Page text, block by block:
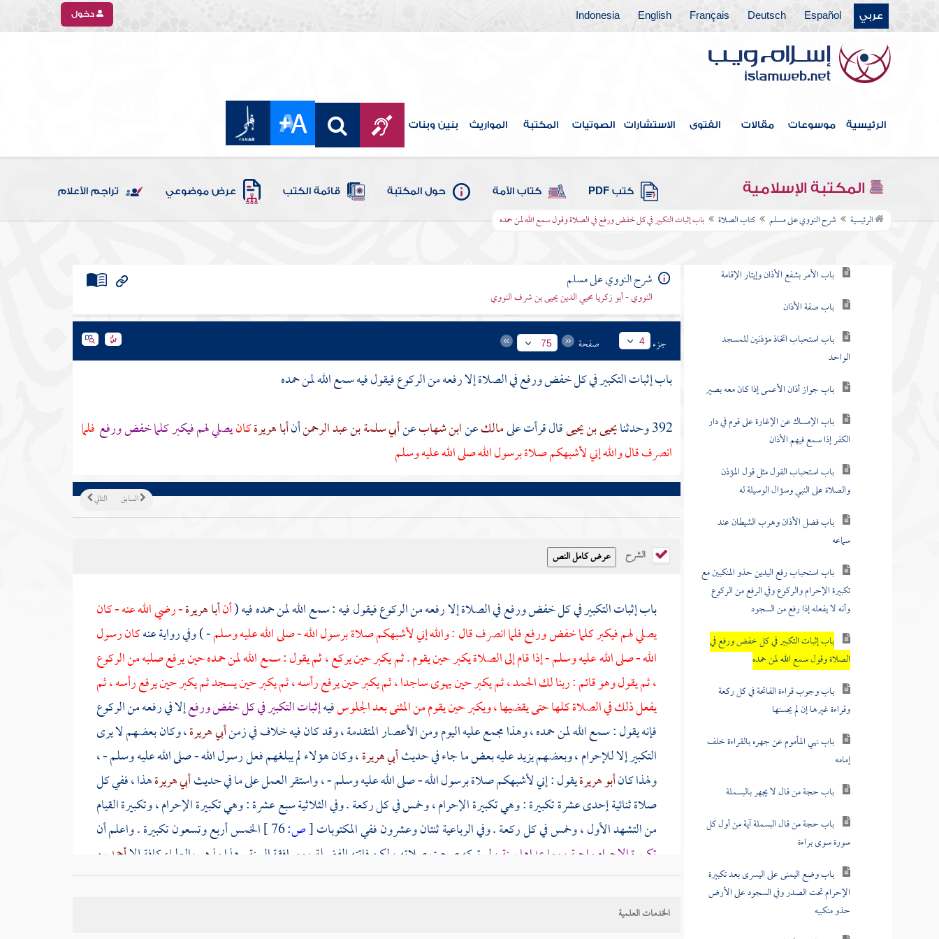
عربي Español
Deutsch
Français
English
Indonesia دخول
الرئيسية موسوعات مقالات الفتوى الاستشارات الصوتيات المكتبة المواريث بنين وبنات
المكتبة الإسلامية كتب PDF كتاب الأمة حول المكتبة قائمة الكتب عرض موضوعي تراجم الأعلام
الرئيسية شرح النووي على مسلم كتاب الصلاة باب إثبات التكبير في كل خفض ورفع في الصلاة وقول سمع الله لمن حمده
فهرس الكتاب
مقدمة
كتاب الإيمان
كتاب الطهارة
كتاب الحيض
كتاب الصلاة
باب الأمر بشفع الأذان وإيتار الإقامة
باب صفة الأذان
باب استحباب اتخاذ مؤذنين للمسجد
الواحد
باب جواز أذان الأعمى إذا كان معه بصير
باب الإمساك عن الإغارة على قوم في دار
الكفر إذا سمع فيهم الأذان
باب استحباب القول مثل قول المؤذن
والصلاة على النبي وسؤال الوسيلة له
باب فضل الأذان وهرب الشيطان عند
سماعه
باب استحباب رفع اليدين حذو المنكبين مع
تكبيرة الإحرام والركوع وفي الرفع من الركوع
وأنه لا يفعله إذا رفع من السجود
باب إثبات التكبير في كل خفض ورفع في
الصلاة وقول سمع الله لمن حمده
باب وجوب قراءة الفاتحة في كل ركعة
وقراءة غيرها إن لم يحسنها
باب نهي المأموم عن جهره بالقراءة خلف
إمامه
باب حجة من قال لا يجهر بالبسملة
باب حجة من قال البسملة آية من أول كل
سورة سوى براءة
باب وضع اليمنى على اليسرى بعد تكبيرة
الإحرام تحت الصدر وفي السجود على الأرض
حذو منكبيه
شرح النووي على مسلم
النووي - أبو زكريا محيي الدين يحيى بن شرف النووي
جزء 4 صفحة 75
باب إثبات التكبير في كل خفض ورفع في الصلاة إلا رفعه من الركوع فيقول فيه سمع الله لمن حمده
392 وحدثنا
يحيى بن يحيىقال قرأت علىمالكعنابن شهابعنأبي سلمة بن عبد الرحمنأنأبا هريرةكانيصلي لهم فيكبر كلما خفض ورفع فلما
انصرف قال والله إني لأشبهكم صلاة برسول الله صلى الله عليه وسلم
التالي السابق
الشرح
باب إثبات التكبير في كل خفض ورفع في الصلاة إلا رفعه من الركوع فيقول فيه : سمع الله لمن حمده فيه (أنأبا هريرة- رضي الله عنه - كان
يصلي لهم فيكبر كلما خفض ورفع فلما انصرف قال : والله إني لأشبهكم صلاة برسول الله - صلى الله عليه وسلم- ) وفي رواية عنهكان رسول
الله - صلى الله عليه وسلم - إذا قام إلى الصلاة يكبر حين يقوم . ثم يكبر حين يركع ، ثم يقول : سمع الله لمن حمده حين يرفع صلبه من الركوع
، ثم يقول وهو قائم : ربنا لك الحمد ، ثم يكبر حين يهوى ساجدا ، ثم يكبر حين يرفع رأسه ، ثم يكبر حين يسجد ثم يكبر حين يرفع رأسه ، ثم
يفعل ذلك في الصلاة كلها حتى يقضيها ، ويكبر حين يقوم من المثنى بعد الجلوسفيهإثبات التكبير في كل خفض ورفعإلا في رفعه من الركوع
فإنه يقول : سمع الله لمن حمده ، وهذا مجمع عليه اليوم ومن الأعصار المتقدمة ، وقد كان فيه خلاف في زمنأبي هريرة، وكان بعضهم لا يرى
التكبير إلا للإحرام ، وبعضهم يزيد عليه بعض ما جاء في حديثأبي هريرة، وكان هؤلاء لم يبلغهم فعل رسول الله - صلى الله عليه وسلم - ،
ولهذا كانأبو هريرةيقول : إني لأشبهكم صلاة برسول الله - صلى الله عليه وسلم - ، واستقر العمل على ما في حديثأبي هريرةهذا ، ففي كل
صلاة ثنائية إحدى عشرة تكبيرة : وهي تكبيرة الإحرام ، وخمس في كل ركعة . وفي الثلاثية سبع عشرة : وهي تكبيرة الإحرام ، وتكبيرة القيام
من التشهد الأول ، وخمس في كل ركعة . وفي الرباعية ثنتان وعشرون ففي المكتوبات[ص:76 ]
الخمس أربع وتسعون تكبيرة . واعلم أن
تكبيرة الإحرام واجبة ، وما عداها سنة، لو تركه صحت صلاته ، لكن فاتته الفضيلة ، وموافقة السنة . هذا مذهب العلماء كافة إلاأحمد بن
حنبل- رضي الله عنه - وفي إحدى الروايتين عنه أن جميع التكبيرات واجبة ، ودليل الجمهور أن النبي - صلى الله عليه وسلم - علم الأعرابي
الصلاة فعلمه واجباتها فذكر منها تكبيرة الإحرام ولم يذكر ما زاد ، وهذا موضع البيان ووقته ، ولا يجوز التأخير عنه .
الخدمات العلمية